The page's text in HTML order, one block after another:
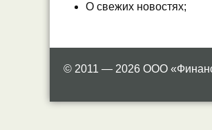
О свежих новостях;
© 2011 — 2026 ООО